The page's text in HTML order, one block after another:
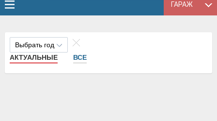
ГАРАЖ
Выбрать год
АКТУАЛЬНЫЕ
ВСЕ